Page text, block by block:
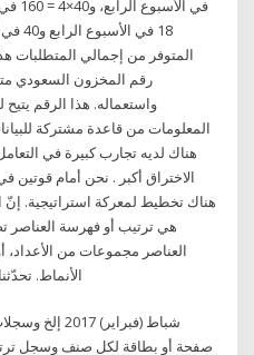
في
18 في
المتوفر من إجمالي
رقم المخزون السعودي
واستعماله. هذا الرقم
المعلومات من قاعدة مشتركة
هناك لديه تجارب كبيرة في
الاختراق أكبر . نحن أمام
هناك تخطيط لمعركة استراتيجية. إنّ
هي ترتيب أو فهرسة العناصر
العناصر مجموعات من الأعداد،
الأنماط.
صفحة أو بطاقة لكل صنف وسجل